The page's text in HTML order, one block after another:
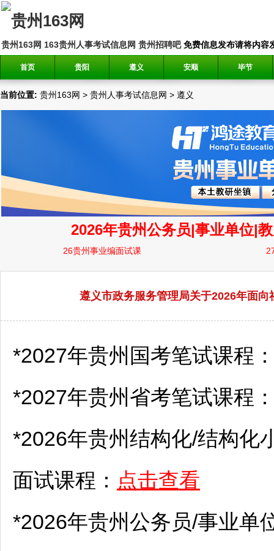
贵州163网 163贵州人事考试信息网 贵州招聘吧免费信息发布请将内容
首页 贵阳 遵义 安顺 毕节
当前位置: 贵州163网 > 贵州人事考试信息网 > 遵义
遵义市政务服务管理局关于2026年面
*2027年贵州国考笔试课程
*2027年贵州省考笔试课程
*2026年贵州结构化/结构化
面试课程： 点击查看
*2026年贵州公务员/事业单